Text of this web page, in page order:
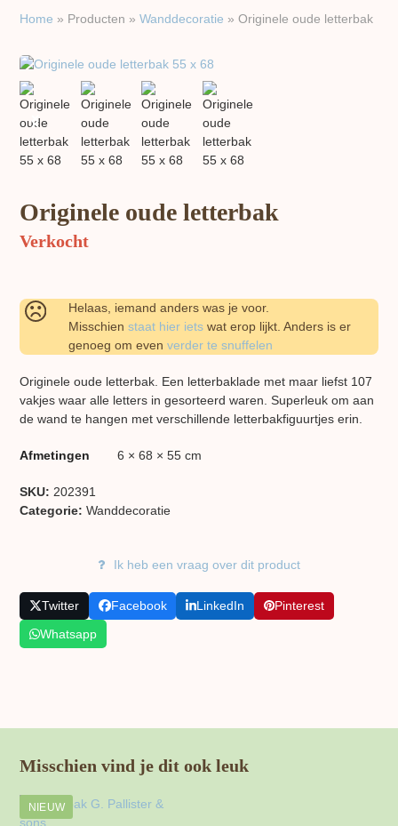
Home » Producten »Wand​decoratie »Originele oude letterbak
previous
slide
next
slide
Originele oude letterbak
Verkocht
Helaas, iemand anders was je voor.
Misschienstaat hier iets wat erop lijkt. Anders is er
genoeg om evenverder te snuffelen
Originele oude letterbak. Een letterbaklade met maar liefst 107
vakjes waar alle letters in gesorteerd waren. Superleuk om aan
de wand te hangen met verschillende letterbakfiguurtjes erin.
Afmetingen 6 × 68 × 55 cm
SKU: 202391
Categorie:Wand​decoratie
Ik heb een vraag over dit product
Twitter Facebook LinkedIn
Pinterest
Whatsapp
Misschien vind je dit ook leuk
NIEUW